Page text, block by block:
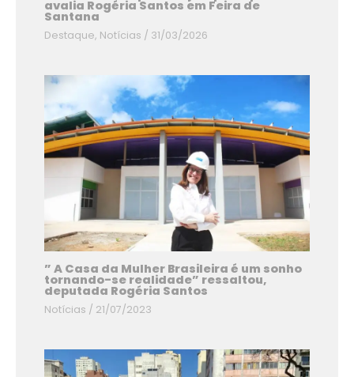
avalia Rogéria Santos em Feira de
Santana
Destaque, Notícias / 31/03/2026
” A Casa da Mulher Brasileira é um sonho
tornando-se realidade” ressaltou,
deputada Rogéria Santos
Notícias / 21/07/2023